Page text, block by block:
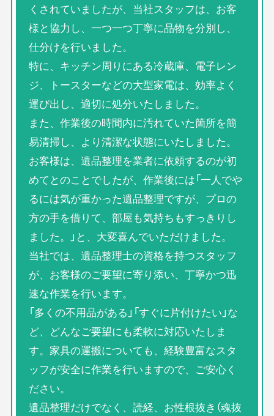
くされていましたが、当社スタッフは、お客
様と協力し、一つ一つ丁寧に品物を分別し、
仕分けを行いました。
特に、キッチン周りにある冷蔵庫、電子レン
ジ、トースターなどの大型家電は、効率よく
運び出し、適切に処分いたしました。
また、作業後の時間内に汚れていた箇所を簡
易清掃し、より清潔な状態にいたしました。
お客様は、遺品整理を業者に依頼するのが初
めてとのことでしたが、作業後には「一人でや
るには気が重かった遺品整理ですが、プロの
方の手を借りて、部屋も気持ちもすっきりし
ました。」と、大変喜んでいただけました。
当社では、遺品整理士の資格を持つスタッフ
が、お客様のご要望に寄り添い、丁寧かつ迅
速な作業を行います。
「多くの不用品がある」「すぐに片付けたい」な
ど、どんなご要望にも柔軟に対応いたしま
す。家具の運搬についても、経験豊富なスタ
ッフが安全に作業を行いますので、ご安心く
ださい。
遺品整理だけでなく、読経、お性根抜き（魂抜